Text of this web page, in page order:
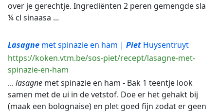
over je gerechtje. Ingrediënten 2 peren gemengde sla
¼ cl sinaasa ...
Lasagne met spinazie en ham | Piet Huysentruyt
https://koken.vtm.be/sos-piet/recept/lasagne-met-
spinazie-en-ham
... lasagne met spinazie en ham - Bak 1 teentje look
samen met de ui in de vetstof. Doe er het gehakt bij
(maak een bolognaise) en plet goed fijn zodat er geen